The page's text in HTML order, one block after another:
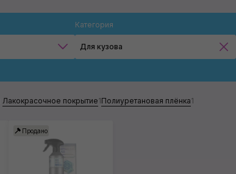
Категория
Для кузова
Лакокрасочное покрытие1Полиуретановая плёнка1
Продано